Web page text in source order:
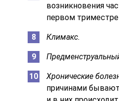
возникновения
первом
Климакс.
Хронические
причинами